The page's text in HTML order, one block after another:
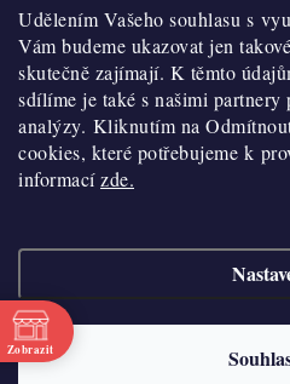
Udělením Vašeho souhlasu s
Vám budeme ukazovat jen
skutečně zajímají. K těmto
sdílíme je také s našimi
analýzy. Kliknutím na
cookies, které potřebujeme k
informacízde.
Obchodní podmínky
Hodnocení obchodu
Blog
Moje objednávka
Historie
Kontakty
O nákupu
Reklamace a vratky
Výdejní místa
Velkoobchod
Vytvořil
Copyright 2026
Zobrazit